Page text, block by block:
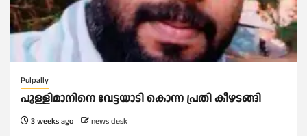
Pulpally
പുള്ളിമാനിനെ വേട്ടയാടി കൊന്ന പ്രതി കീഴടങ്ങി
3 weeks ago news desk